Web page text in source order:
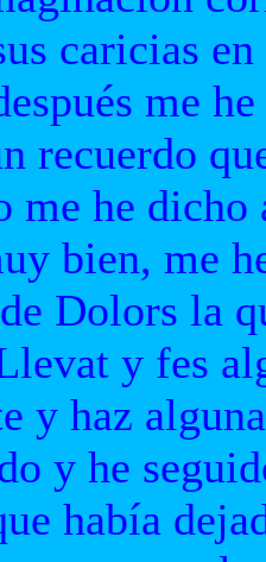
caricias
me
recuerdo
me he
bien, me
Dolors la
y fes
y haz
y he
había